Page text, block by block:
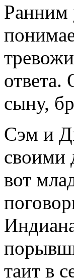
Ранним
сыну,
Сэм и
своими
вот
таит в